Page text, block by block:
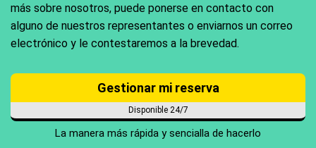
más sobre nosotros, puede ponerse en contacto con
alguno de nuestros representantes o enviarnos un correo
electrónico y le contestaremos a la brevedad.
Gestionar mi reserva
Disponible 24/7
La manera más rápida y sencialla de hacerlo